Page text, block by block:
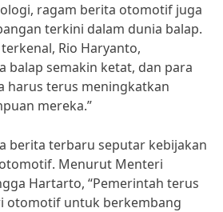
ragam berita otomotif juga
terkini dalam dunia balap.
Rio Haryanto,
balap semakin ketat, dan para
harus terus meningkatkan
mereka.”
berita terbaru seputar kebijakan
Menurut Menteri
Hartarto, “Pemerintah terus
otomotif untuk berkembang